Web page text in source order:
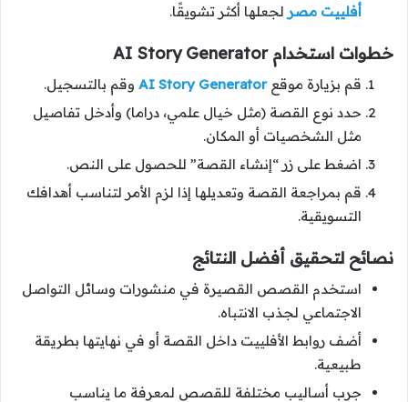
أفلييت مصر لجعلها أكثر تشويقًا.
خطوات استخدام AI Story Generator
قم بزيارة موقعAI Story Generator وقم بالتسجيل.
حدد نوع القصة (مثل خيال علمي، دراما) وأدخل تفاصيل
مثل الشخصيات أو المكان.
اضغط على زر “إنشاء القصة” للحصول على النص.
قم بمراجعة القصة وتعديلها إذا لزم الأمر لتناسب أهدافك
التسويقية.
نصائح لتحقيق أفضل النتائج
استخدم القصص القصيرة في منشورات وسائل التواصل
الاجتماعي لجذب الانتباه.
أضف روابط الأفلييت داخل القصة أو في نهايتها بطريقة
طبيعية.
جرب أساليب مختلفة للقصص لمعرفة ما يناسب